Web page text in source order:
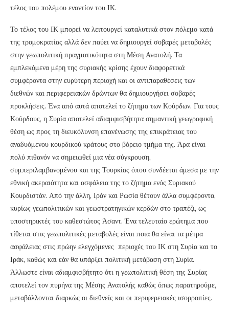
τέλος του πολέμου εναντίον του ΙΚ.
Το τέλος του ΙΚ μπορεί να λειτουργεί καταλυτικά στον πόλεμο κατά
της τρομοκρατίας αλλά δεν παύει να δημιουργεί σοβαρές μεταβολές
στην γεωπολιτική πραγματικότητα στη Μέση Ανατολή. Τα
εμπλεκόμενα μέρη της συριακής κρίσης έχουν διαφορετικά
συμφέροντα στην ευρύτερη περιοχή και οι αντιπαραθέσεις των
διεθνών και περιφερειακών δρώντων θα δημιουργήσει σοβαρές
προκλήσεις. Ένα από αυτά αποτελεί το ζήτημα των Κούρδων. Για τους
Κούρδους, η Συρία αποτελεί αδιαμφισβήτητα σημαντική γεωγραφική
θέση ως προς τη διευκόλυνση επανένωσης της επικράτειας του
αναδυόμενου κουρδικού κράτους στο βόρειο τμήμα της. Άρα είναι
πολύ πιθανόν να σημειωθεί μια νέα σύγκρουση,
συμπεριλαμβανομένου και της Τουρκίας όπου συνδέεται άμεσα με την
εθνική ακεραιότητα και ασφάλεια της το ζήτημα ενός Συριακού
Κουρδιστάν. Από την άλλη, Ιράν και Ρωσία θέτουν άλλα συμφέροντα,
κυρίως γεωπολιτικών και γεωστρατηγικών κερδών στο τραπέζι, ως
υποστηρικτές του καθεστώτος Άσαντ. Ένα τελευταίο ερώτημα που
τίθεται στις γεωπολιτικές μεταβολές είναι ποια θα είναι τα μέτρα
ασφάλειας στις πρώην ελεγχόμενες περιοχές του ΙΚ στη Συρία και το
Ιράκ, καθώς και εάν θα υπάρξει πολιτική μετάβαση στη Συρία.
Άλλωστε είναι αδιαμφισβήτητο ότι η γεωπολιτική θέση της Συρίας
αποτελεί τον πυρήνα της Μέσης Ανατολής καθώς όπως παρατηρούμε,
μεταβάλλονται διαρκώς οι διεθνείς και οι περιφερειακές ισορροπίες.